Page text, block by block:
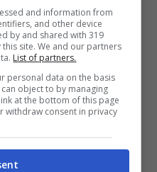
|
a
and information from
and other device
by and shared with 319
site. We and our partners
List of partners.
personal data on the basis
object to by managing
at the bottom of this page
withdraw consent in privacy